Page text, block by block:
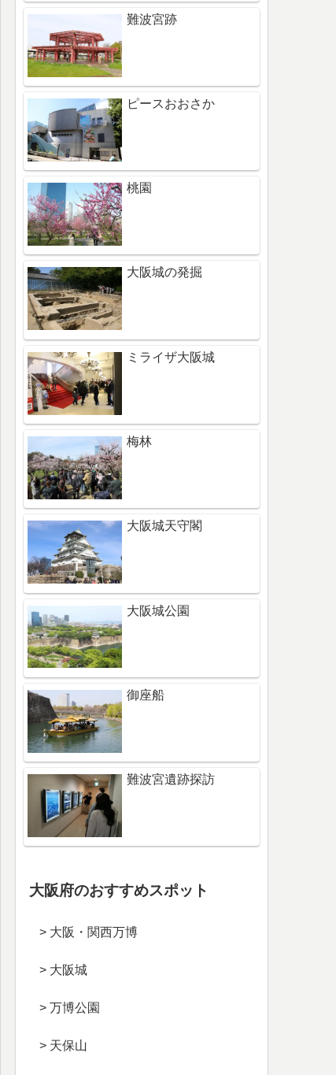
難波宮跡
ピースおおさか
桃園
大阪城の発掘
ミライザ大阪城
梅林
大阪城天守閣
大阪城公園
御座船
難波宮遺跡探訪
大阪府のおすすめスポット
> 大阪・関西万博
> 大阪城
> 万博公園
> 天保山